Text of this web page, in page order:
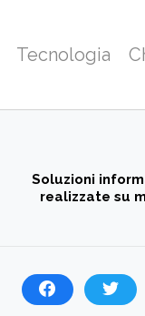
Tecnologia
Soluzioni
realizzate su